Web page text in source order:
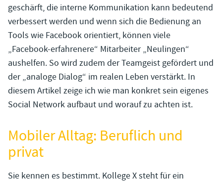
geschärft, die interne Kommunikation kann bedeutend
verbessert werden und wenn sich die Bedienung an
Tools wie Facebook orientiert, können viele
„Facebook-erfahrenere“ Mitarbeiter „Neulingen“
aushelfen. So wird zudem der Teamgeist gefördert und
der „analoge Dialog“ im realen Leben verstärkt. In
diesem Artikel zeige ich wie man konkret sein eigenes
Social Network aufbaut und worauf zu achten ist.
Mobiler Alltag: Beruflich und
privat
Sie kennen es bestimmt. Kollege X steht für ein